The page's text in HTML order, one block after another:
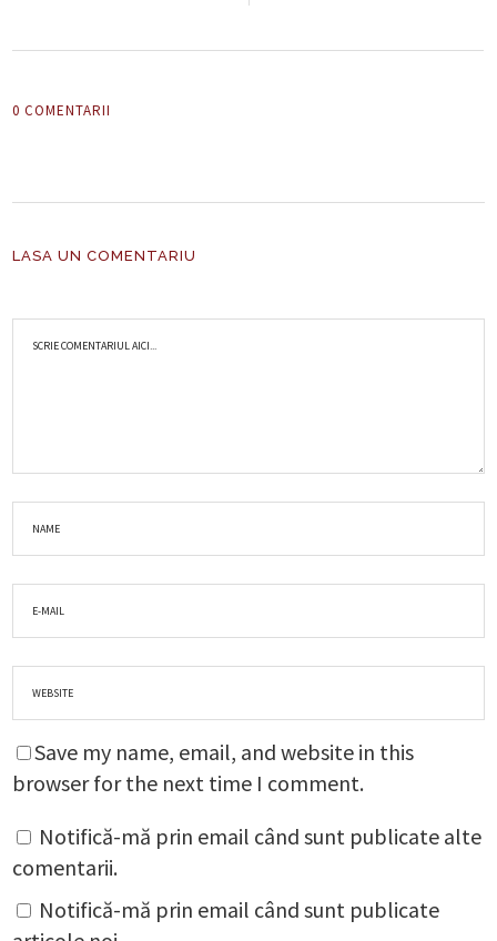
0 COMENTARII
LASA UN COMENTARIU
Save my name, email, and website in this
browser for the next time I comment.
Notifică-mă prin email când sunt publicate alte
comentarii.
Notifică-mă prin email când sunt publicate